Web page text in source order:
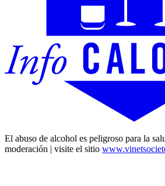
El abuso de alcohol es peligroso para la
moderación | visite el sitio